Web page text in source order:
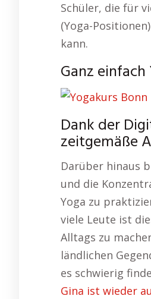
Schüler, die für
(Yoga-
kann.
Ganz
Dank der
zeitgemäße
Darüber hinaus
und die
Yoga zu
viele Leute ist
Alltags zu
ländlichen
es schwierig
Gina ist wieder